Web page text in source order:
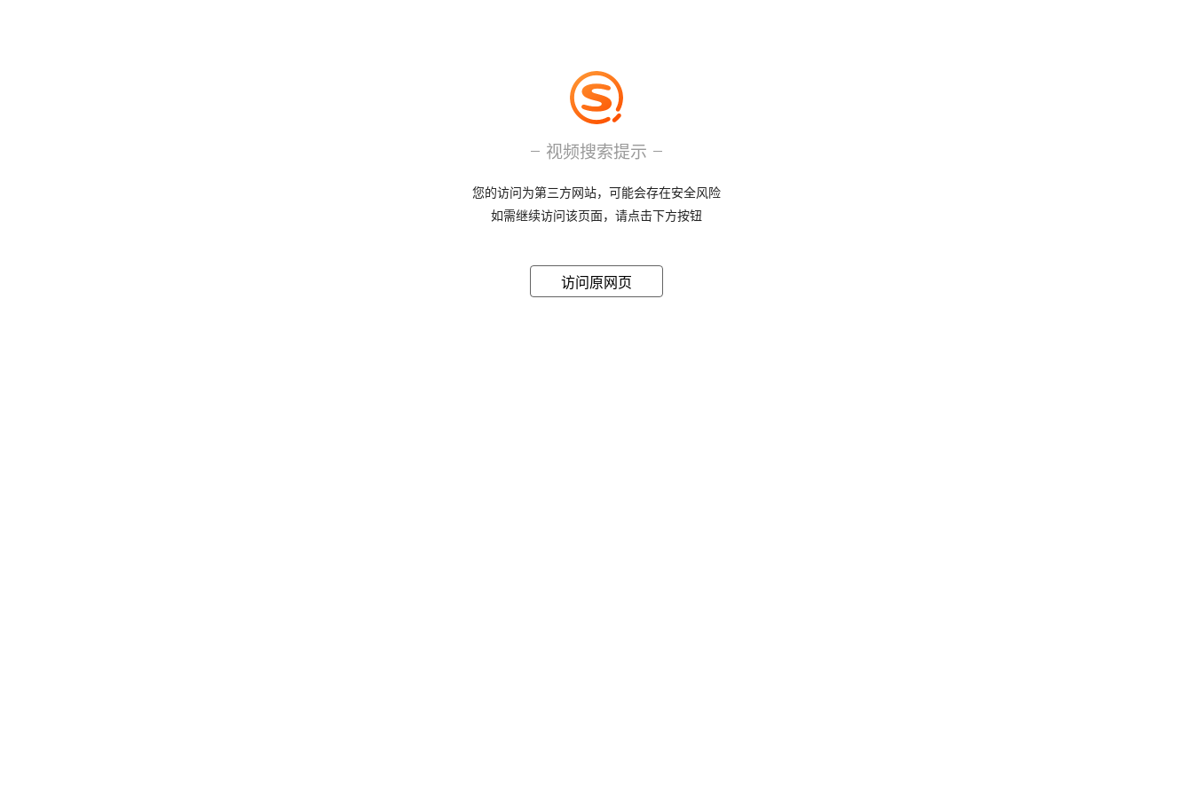
视频搜索提示
您的访问为第三方网站，可能会存在安全风险
如需继续访问该页面，请点击下方按钮
访问原网页